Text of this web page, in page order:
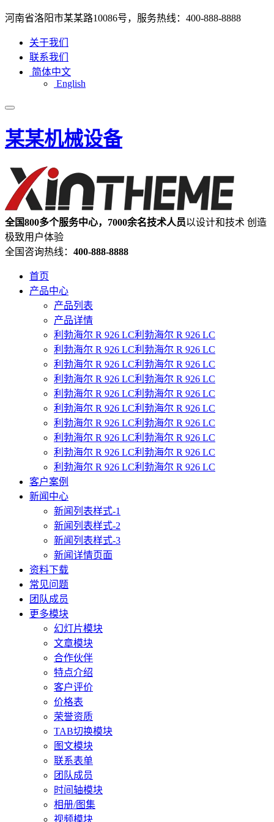
河南省洛阳市某某路10086号，服务热线：400-888-8888
关于我们
联系我们
简体中文
English
某某机械设备
全国800多个服务中心，7000余名技术人员以设计和技术 创造
极致用户体验
全国咨询热线： 400-888-8888
首页
产品中心
产品列表
产品详情
利勃海尔 R 926 LC利勃海尔 R 926 LC
利勃海尔 R 926 LC利勃海尔 R 926 LC
利勃海尔 R 926 LC利勃海尔 R 926 LC
利勃海尔 R 926 LC利勃海尔 R 926 LC
利勃海尔 R 926 LC利勃海尔 R 926 LC
利勃海尔 R 926 LC利勃海尔 R 926 LC
利勃海尔 R 926 LC利勃海尔 R 926 LC
利勃海尔 R 926 LC利勃海尔 R 926 LC
利勃海尔 R 926 LC利勃海尔 R 926 LC
利勃海尔 R 926 LC利勃海尔 R 926 LC
客户案例
新闻中心
新闻列表样式-1
新闻列表样式-2
新闻列表样式-3
新闻详情页面
资料下载
常见问题
团队成员
更多模块
幻灯片模块
文章模块
合作伙伴
特点介绍
客户评价
价格表
荣誉资质
TAB切换模块
图文模块
联系表单
团队成员
时间轴模块
相册/图集
视频模块